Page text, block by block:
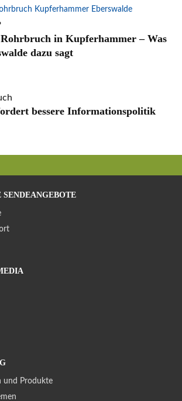
in Kupferhammer – Was
dazu sagt
bessere Informationspolitik
SENDEANGEBOTE
und Produkte